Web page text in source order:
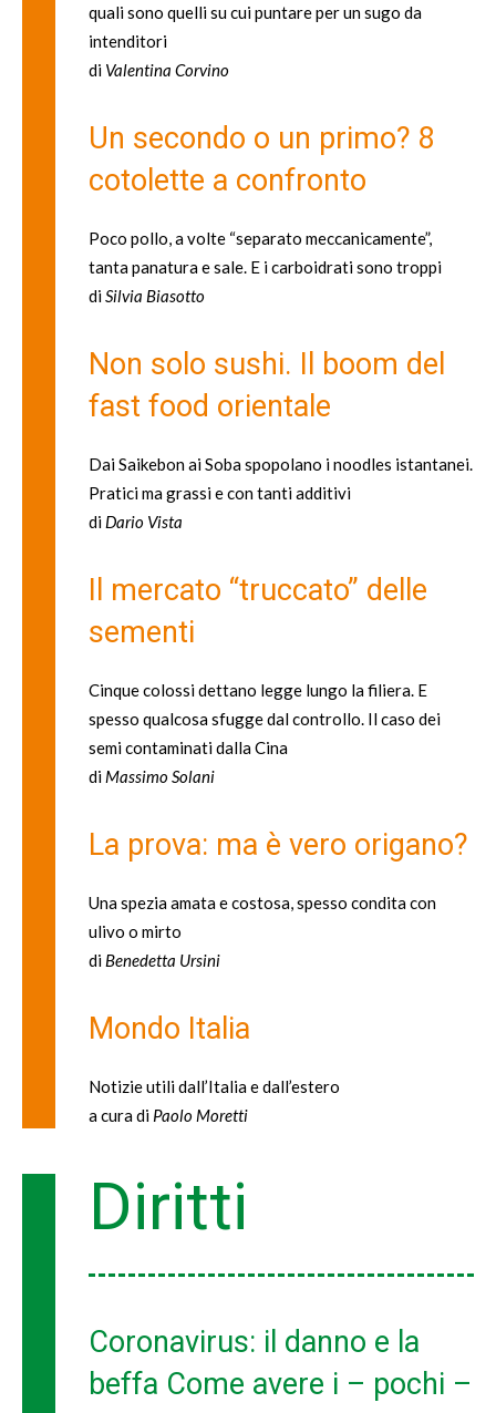
quali sono quelli su cui puntare per un sugo da
intenditori
di Valentina Corvino
Un secondo o un primo? 8
cotolette a confronto
Poco pollo, a volte “separato meccanicamente”,
tanta panatura e sale. E i carboidrati sono troppi
di Silvia Biasotto
Non solo sushi. Il boom del
fast food orientale
Dai Saikebon ai Soba spopolano i noodles istantanei.
Pratici ma grassi e con tanti additivi
di Dario Vista
Il mercato “truccato” delle
sementi
Cinque colossi dettano legge lungo la filiera. E
spesso qualcosa sfugge dal controllo. Il caso dei
semi contaminati dalla Cina
di Massimo Solani
La prova: ma è vero origano?
Una spezia amata e costosa, spesso condita con
ulivo o mirto
di Benedetta Ursini
Mondo Italia
Notizie utili dall’Italia e dall’estero
a cura di Paolo Moretti
Diritti
Coronavirus: il danno e la
beffa Come avere i – pochi –